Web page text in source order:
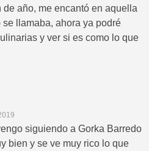
año, me encantó en aquella
llamaba, ahora ya podré
y ver si es como lo que
siguiendo a Gorka Barredo
bien y se ve muy rico lo que